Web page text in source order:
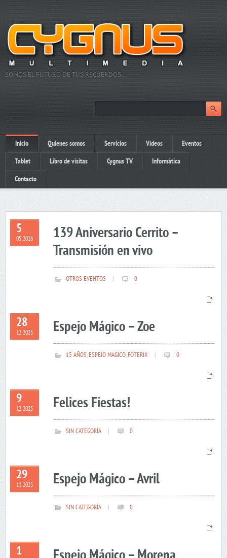
SOMOS EL FUTURO DE TUS RECUERDOS…
Inicio Quienes somos Servicios Videos Eventos
Tablet Libro de visitas Cygnus TV Informática
Contacto
5
05 2026
139 Aniversario Cerrito –
Transmisión en vivo
OTROS EVENTOS 0
28
12 2025 Espejo Mágico – Zoe
15 AÑOS,ESPEJO MAGICO,FOTERIX 0
9
12 2025 Felices Fiestas!
SIN CATEGORÍA 0
29
11 2025 Espejo Mágico – Avril
SIN CATEGORÍA 0
1